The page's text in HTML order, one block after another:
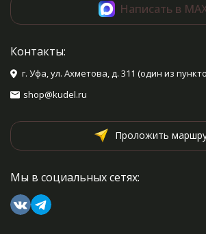
Написать в
Контакты:
г. Уфа, ул. Ахметова, д. 311 (один из
shop@kudel.ru
Проложить
Мы в социальных сетях: